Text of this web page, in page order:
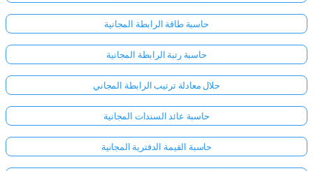
حاسبة طاقة الرابطة المجانية
حاسبة رتبة الرابطة المجانية
حلال معادلة ترتيب الرابطة المجاني
حاسبة عائد السندات المجانية
حاسبة القيمة الدفترية المجانية